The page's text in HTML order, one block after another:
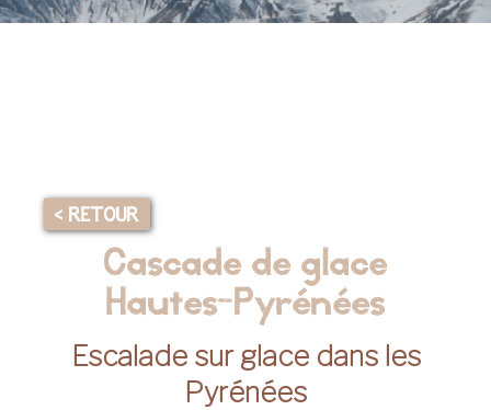
< RETOUR
Cascade de glace
Hautes-Pyrénées
Escalade sur glace dans les
Pyrénées